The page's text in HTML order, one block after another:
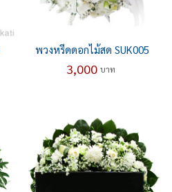
พวงหรีดดอกไม้สด SUK005
3,000 บาท